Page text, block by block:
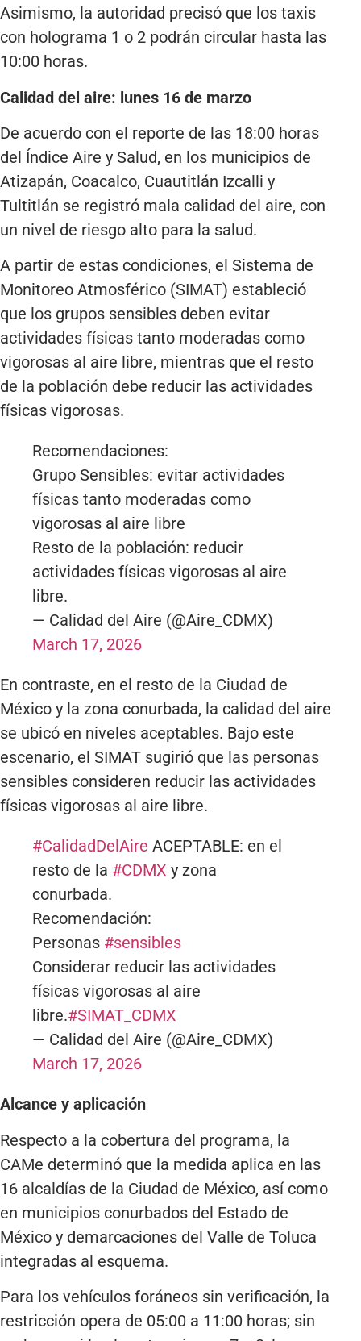
Asimismo, la autoridad precisó que los taxis
con holograma 1 o 2 podrán circular hasta las
10:00 horas.
Calidad del aire: lunes 16 de marzo
De acuerdo con el reporte de las 18:00 horas
del Índice Aire y Salud, en los municipios de
Atizapán, Coacalco, Cuautitlán Izcalli y
Tultitlán se registró mala calidad del aire, con
un nivel de riesgo alto para la salud.
A partir de estas condiciones, el Sistema de
Monitoreo Atmosférico (SIMAT) estableció
que los grupos sensibles deben evitar
actividades físicas tanto moderadas como
vigorosas al aire libre, mientras que el resto
de la población debe reducir las actividades
físicas vigorosas.
Recomendaciones:
Grupo Sensibles: evitar actividades
físicas tanto moderadas como
vigorosas al aire libre
Resto de la población: reducir
actividades físicas vigorosas al aire
libre.
— Calidad del Aire (@Aire_CDMX)
March 17, 2026
En contraste, en el resto de la Ciudad de
México y la zona conurbada, la calidad del aire
se ubicó en niveles aceptables. Bajo este
escenario, el SIMAT sugirió que las personas
sensibles consideren reducir las actividades
físicas vigorosas al aire libre.
#CalidadDelAire ACEPTABLE: en el
resto de la #CDMX y zona
conurbada.
Recomendación:
Personas #sensibles
Considerar reducir las actividades
físicas vigorosas al aire
libre.#SIMAT_CDMX
— Calidad del Aire (@Aire_CDMX)
March 17, 2026
Alcance y aplicación
Respecto a la cobertura del programa, la
CAMe determinó que la medida aplica en las
16 alcaldías de la Ciudad de México, así como
en municipios conurbados del Estado de
México y demarcaciones del Valle de Toluca
integradas al esquema.
Para los vehículos foráneos sin verificación, la
restricción opera de 05:00 a 11:00 horas; sin